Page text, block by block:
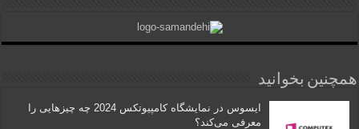
همچنین بخوانید
ایسوس در نمایشگاه کامپیوتکس 2024 چه چیزهایی را
معرفی می‌کند؟